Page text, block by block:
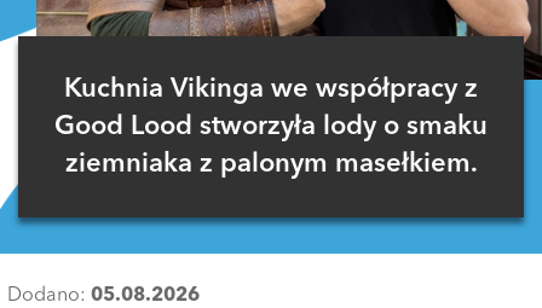
Kuchnia Vikinga we współpracy z
Good Lood stworzyła lody o smaku
ziemniaka z palonym masełkiem.
Dodano: 05.08.2026